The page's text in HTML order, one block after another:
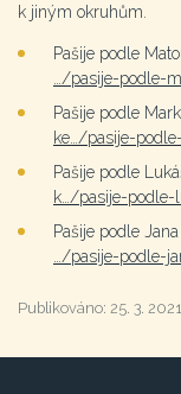
k jiným okruhům.
Pašije podle
…/pasije-podle-
Pašije podle
ke…/pasije-
Pašije podle
k…/pasije-podle-
Pašije podle Jana
…/pasije-podle-
Publikováno: 25. 3. 2021